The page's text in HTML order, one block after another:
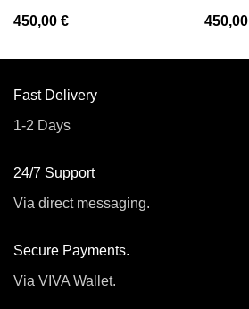
450,00 € 450,00
Fast Delivery
1-2 Days
24/7 Support
Via direct messaging.
Secure Payments.
Via VIVA Wallet.